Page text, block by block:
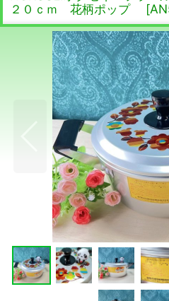
２０ｃｍ 花柄ポップ
[